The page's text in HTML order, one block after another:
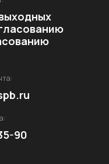
85 кв.
прихожими и
90